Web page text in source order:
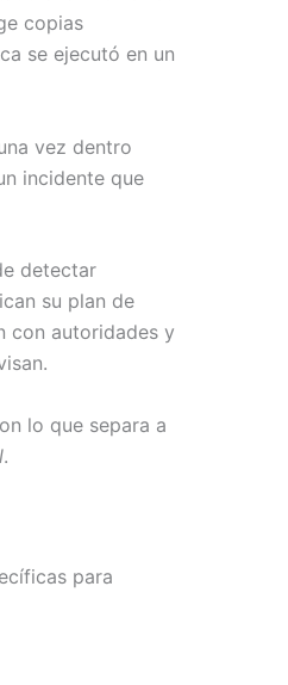
copias
se ejecutó en un
vez dentro
incidente que
detectar
su plan de
con autoridades y
lo que separa a
.
para